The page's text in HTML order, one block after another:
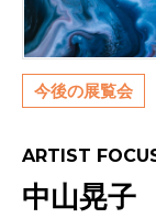
今後の展覧会
ARTIST
中山晃子